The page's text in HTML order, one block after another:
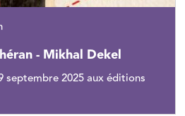
- Mikhal Dekel
septembre 2025 aux éditions